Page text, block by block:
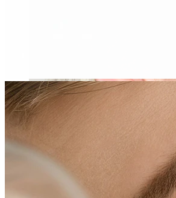
Industrial